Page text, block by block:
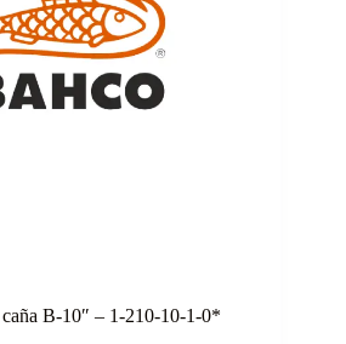
B-10″ – 1-210-10-1-0*